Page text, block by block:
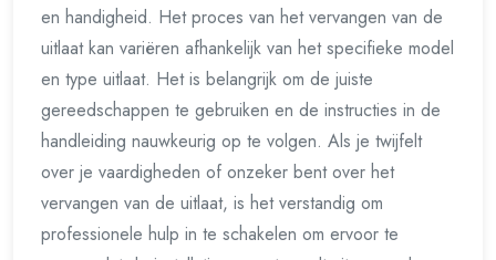
en handigheid. Het proces van het vervangen van de
uitlaat kan variëren afhankelijk van het specifieke model
en type uitlaat. Het is belangrijk om de juiste
gereedschappen te gebruiken en de instructies in de
handleiding nauwkeurig op te volgen. Als je twijfelt
over je vaardigheden of onzeker bent over het
vervangen van de uitlaat, is het verstandig om
professionele hulp in te schakelen om ervoor te